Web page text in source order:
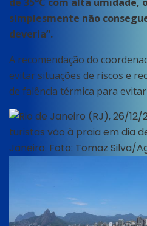
simplesmente não
deveria”.
A recomendação do
evitar situações de riscos e
de falência térmica para